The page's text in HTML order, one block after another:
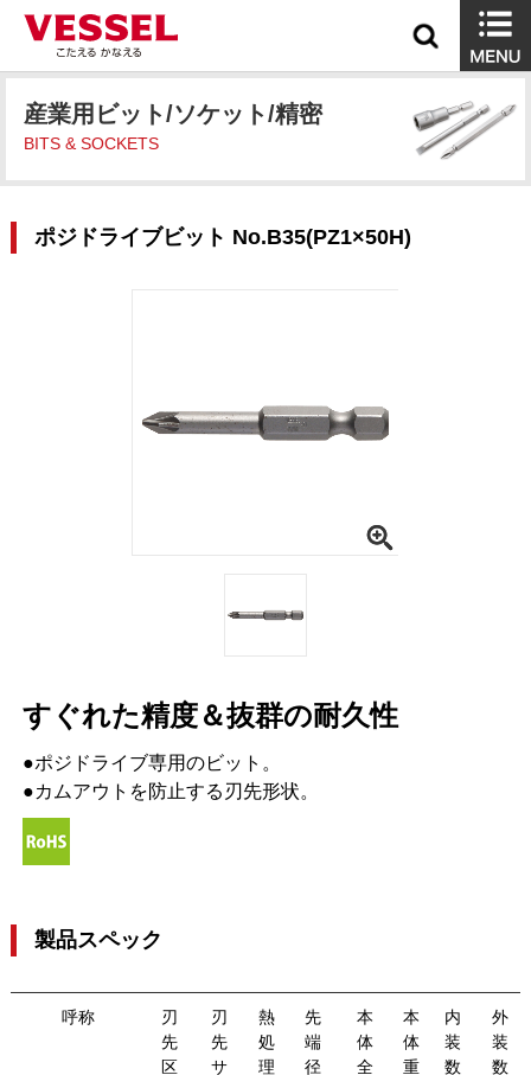
産業用ビット/ソケット/精密
BITS & SOCKETS
ポジドライブビット No.B35(PZ1×50H)
すぐれた精度＆抜群の耐久性
●ポジドライブ専用のビット。
●カムアウトを防止する刃先形状。
製品スペック
呼称
刃
先
区
刃
先
サ
熱
処
理
先
端
径
本
体
全
本
体
重
内
装
数
外
装
数